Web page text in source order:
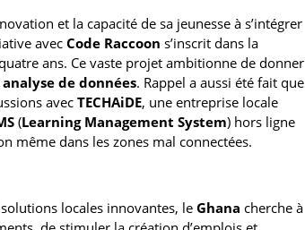
et la capacité de sa jeunesse à s’intégrer
avec Code Raccoon s’inscrit dans la
ans. Ce vaste projet ambitionne de donner
analyse de données. Rappel a aussi été fait que
avec TECHAiDE, une entreprise locale
(Learning Management System) hors ligne
même dans les zones mal connectées.
locales innovantes, le Ghana cherche à